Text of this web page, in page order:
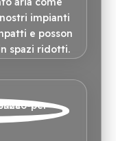
impianti
e posson
spazi ridotti.